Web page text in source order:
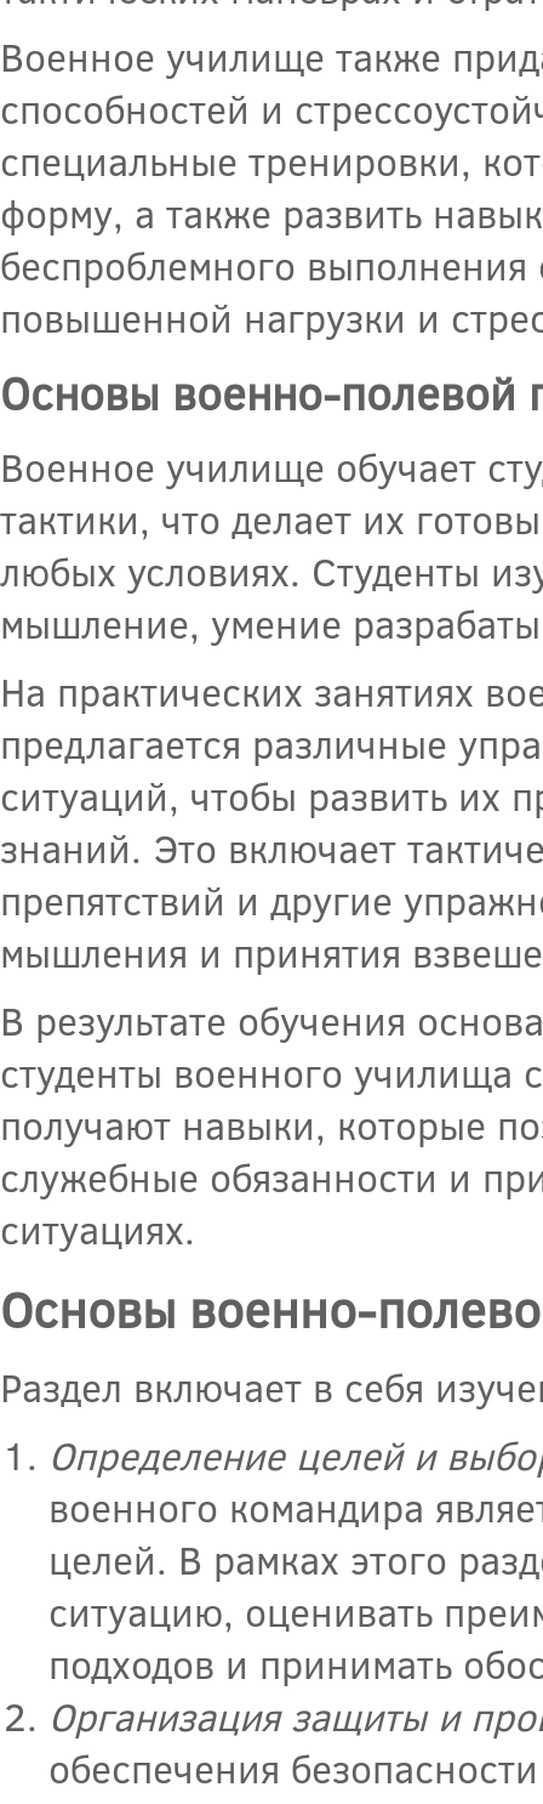
Военное училище также
способностей и
специальные тренировки,
форму, а также развить
беспроблемного
повышенной нагрузки и
Основы военно-полевой
Военное училище обучает
тактики, что делает их
любых условиях. Студенты
мышление, умение
На практических занятиях
предлагается различные
ситуаций, чтобы развить их
знаний. Это включает
препятствий и другие
мышления и принятия
В результате обучения
студенты военного училища
получают навыки, которые
служебные обязанности и
ситуациях.
Основы военно-
Раздел включает в себя
Определение целей и
военного командира
целей. В рамках этого
ситуацию, оценивать
подходов и принимать
Организация защиты и
обеспечения